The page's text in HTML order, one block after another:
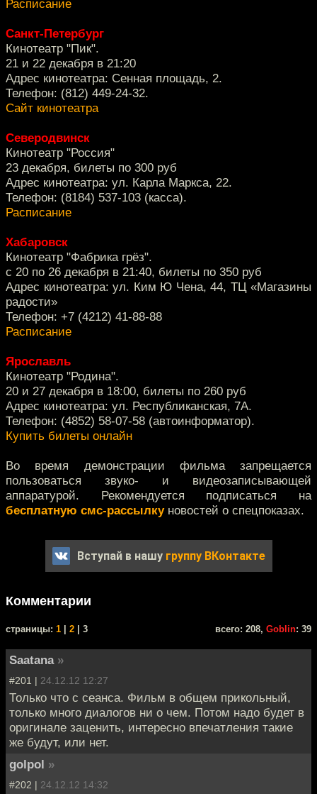
Расписание
Санкт-Петербург
Кинотеатр "Пик".
21 и 22 декабря в 21:20
Адрес кинотеатра: Сенная площадь, 2.
Телефон: (812) 449-24-32.
Сайт кинотеатра
Северодвинск
Кинотеатр "Россия"
23 декабря, билеты по 300 руб
Адрес кинотеатра: ул. Карла Маркса, 22.
Телефон: (8184) 537-103 (касса).
Расписание
Хабаровск
Кинотеатр "Фабрика грёз".
с 20 по 26 декабря в 21:40, билеты по 350 руб
Адрес кинотеатра: ул. Ким Ю Чена, 44, ТЦ «Магазины
радости»
Телефон: +7 (4212) 41-88-88
Расписание
Ярославль
Кинотеатр "Родина".
20 и 27 декабря в 18:00, билеты по 260 руб
Адрес кинотеатра: ул. Республиканская, 7А.
Телефон: (4852) 58-07-58 (автоинформатор).
Купить билеты онлайн
Во время демонстрации фильма запрещается
пользоваться звуко- и видеозаписывающей
аппаратурой. Рекомендуется подписаться на
бесплатную смс-рассылкуновостей о спецпоказах.
Вступай в нашу группу ВКонтакте
Комментарии
cтраницы: 1 2 | 3 всего: 208, Goblin: 39
Saatana »
#201 | 24.12.12 12:27
Только что с сеанса. Фильм в общем прикольный,
только много диалогов ни о чем. Потом надо будет в
оригинале заценить, интересно впечатления такие
же будут, или нет.
golpol »
#202 | 24.12.12 14:32